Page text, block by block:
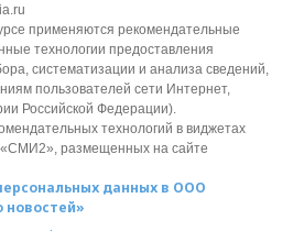
применяются рекомендательные
технологии предоставления
систематизации и анализа сведений,
пользователей сети Интернет,
Российской Федерации).
технологий в виджетах
размещенных на сайте
данных в ООО
новостей»